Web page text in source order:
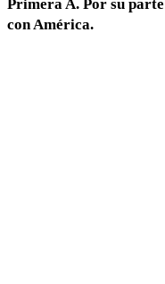
Primera A. Por su
con América.